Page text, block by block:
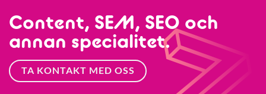
Content, SEM, SEO och
annan specialitet.
TA KONTAKT MED OSS